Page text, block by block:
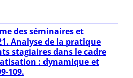
des séminaires et
Analyse de la pratique
stagiaires dans le cadre
: dynamique et
109.